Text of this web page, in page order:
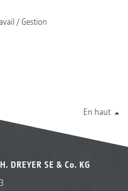
Gestion
En haut
DREYER SE & Co. KG